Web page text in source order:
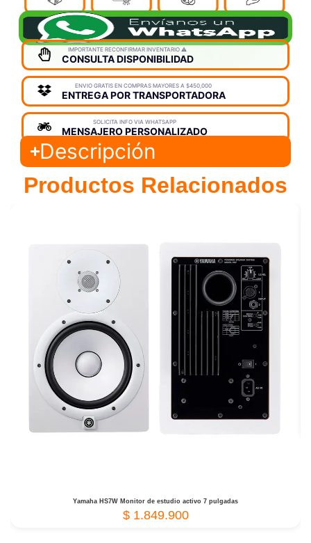
IMPORTANTE RECONFIRMAR INVENTARIO ⚠️
CONSULTA DISPONIBILIDAD
ENVIO GRATIS EN COMPRAS MAYORES A $450,000
ENTREGA POR TRANSPORTADORA
SOLICITA INFO VIA WHATSAPP
MENSAJERO PERSONALIZADO
Descripción
Productos Relacionados
Yamaha HS7W Monitor de estudio activo 7 pulgadas
$1.849.900